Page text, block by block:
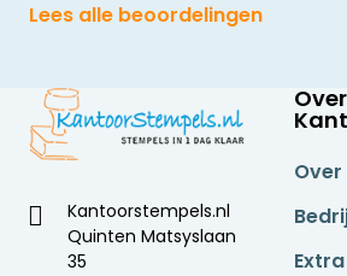
Lees alle beoordelingen
Kantoorstempels.nl
Quinten Matsyslaan
35
Over